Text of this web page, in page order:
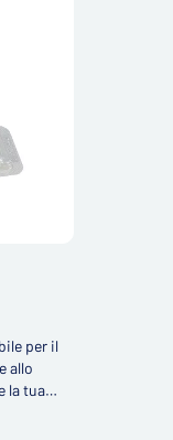
per il
allo
la tua